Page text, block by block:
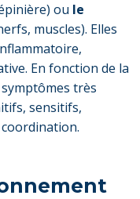
ou le
muscles). Elles
En fonction de la
très
sensitifs,